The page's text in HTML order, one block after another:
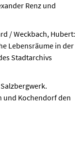
Renz und
/ Weckbach, Hubert:
Lebensräume in der
Stadtarchivs
Kochendorf den